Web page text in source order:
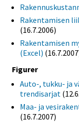
Rakentamisen
(16.7.2006)
Rakentamisen
(Excel)
Figurer
Auto-, tukku- ja
trendisarjat
Maa- ja
(16.7.2007)